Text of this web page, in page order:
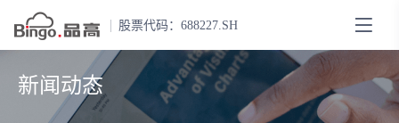
股票代码：688227.SH
新闻动态